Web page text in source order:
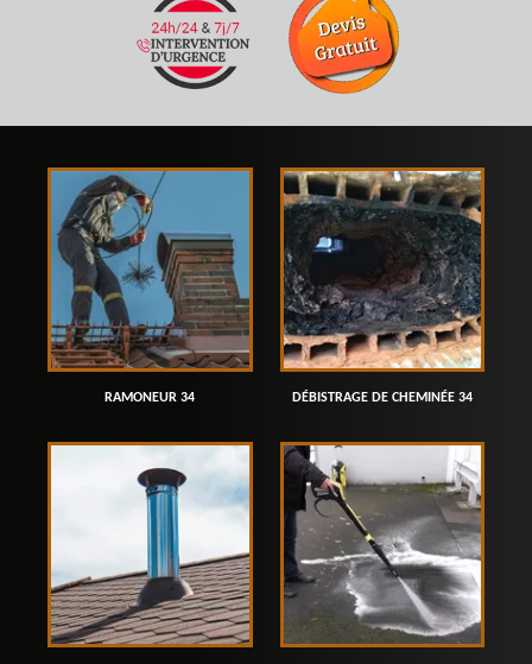
RAMONEUR 34 DÉBISTRAGE DE CHEMINÉE 34